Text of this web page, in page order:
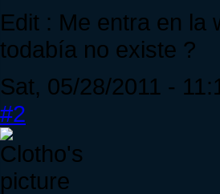
Edit : Me entra en la
todabía no existe ?
Sat, 05/28/2011 -
#2